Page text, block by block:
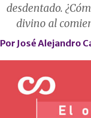
desdentado.
divino al
Por José Alejandro